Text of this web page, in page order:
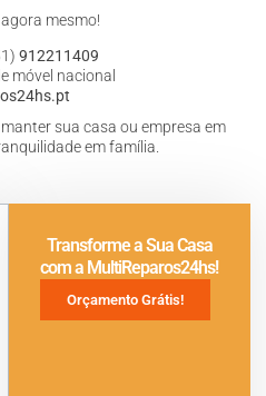
mesmo!
912211409
móvel nacional
sua casa ou empresa em
em família.
Transforme a Sua Casa
com a MultiReparos24hs!
Orçamento Grátis!